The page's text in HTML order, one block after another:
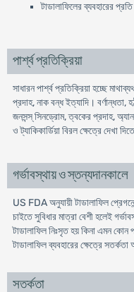
টাডালাফিলের ব্যবহারের
পার্শ্ব প্রতিক্রিয়া
সাধারন পার্শ্ব প্রতিক্রিয়া হচ্ছে
প্রদাহ, নাক বন্ধ ইত্যাদি। বর্ণান্ধতা,
জনসন্স্ সিনড্রোম, ত্বকের প্রদাহ,
ও ট্যাকিকার্ডিয়া বিরল ক্ষেত্রে দেখা
গর্ভাবস্থায় ও স্তন্যদানকালে
US FDA অনুযায়ী টাডালাফিল
চাইতে সুবিধার মাত্রা বেশী হলেই
টাডালাফিল নিঃসৃত হয় কিনা এমন কোন
টাডালাফিল ব্যবহারের ক্ষেত্রে
সতর্কতা